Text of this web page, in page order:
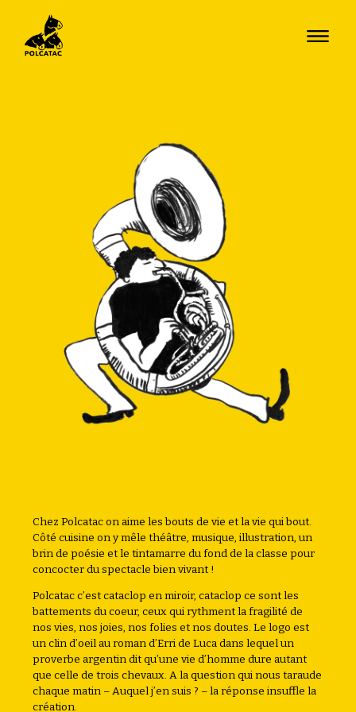
Chez Polcatac on aime les bouts de vie et la vie qui bout.
Côté cuisine on y mêle théâtre, musique, illustration, un
brin de poésie et le tintamarre du fond de la classe pour
concocter du spectacle bien vivant !
Polcatac c’est cataclop en miroir, cataclop ce sont les
battements du coeur, ceux qui rythment la fragilité de
nos vies, nos joies, nos folies et nos doutes. Le logo est
un clin d’oeil au roman d’Erri de Luca dans lequel un
proverbe argentin dit qu’une vie d’homme dure autant
que celle de trois chevaux. A la question qui nous taraude
chaque matin – Auquel j’en suis ? – la réponse insuffle la
création.